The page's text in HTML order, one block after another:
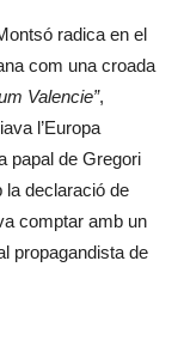
radica en el
com una croada
Valencie”,
l’Europa
papal de Gregori
la declaració de
comptar amb un
propagandista de